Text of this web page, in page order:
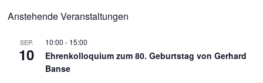
Anstehende Veranstaltungen
SEP.
10
10:00 - 15:00
Ehrenkolloquium zum 80. Geburtstag von Gerhard
Banse